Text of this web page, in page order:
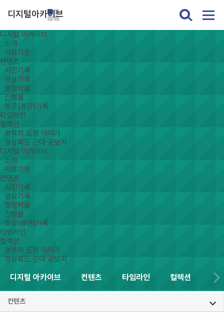
디지털아카이브
디지털 아카이브
소개
자료기증
컨텐츠
사진기록
영상기록
행정박물
간행물
항공(경관)기록
타임라인
컬렉션
경북의 도정 이야기
경상북도 근대 공보지
디지털 아카이브
소개
자료기증
컨텐츠
사진기록
영상기록
행정박물
간행물
항공(경관)기록
타임라인
컬렉션
경북의 도정 이야기
경상북도 근대 공보지
디지털 아카이브 컨텐츠 타임라인 컬렉션
컨텐츠